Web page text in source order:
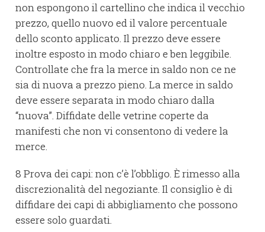
non espongono il cartellino che indica il vecchio
prezzo, quello nuovo ed il valore percentuale
dello sconto applicato. Il prezzo deve essere
inoltre esposto in modo chiaro e ben leggibile.
Controllate che fra la merce in saldo non ce ne
sia di nuova a prezzo pieno. La merce in saldo
deve essere separata in modo chiaro dalla
“nuova”. Diffidate delle vetrine coperte da
manifesti che non vi consentono di vedere la
merce.
8 Prova dei capi: non c’è l’obbligo. È rimesso alla
discrezionalità del negoziante. Il consiglio è di
diffidare dei capi di abbigliamento che possono
essere solo guardati.